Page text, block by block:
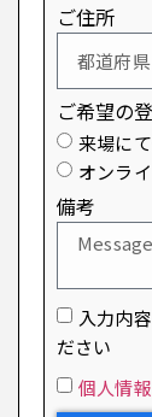
ご住所
ご希望の
来場に
オンラ
備考
入力内
ださい
個人情